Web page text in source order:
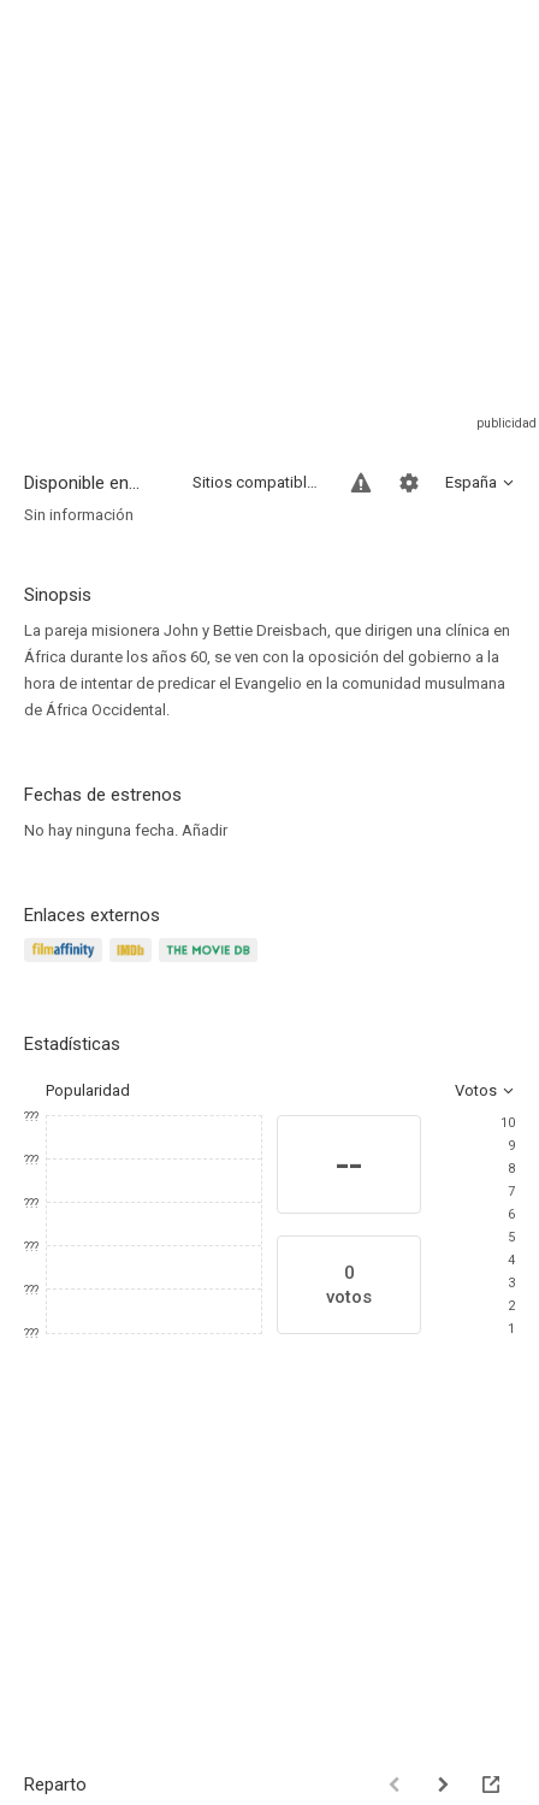
Disponible en... España
Sitios compatibles
Sin información
Sinopsis
La pareja misionera John y Bettie Dreisbach, que dirigen una clínica en
África durante los años 60, se ven con la oposición del gobierno a la
hora de intentar de predicar el Evangelio en la comunidad musulmana
de África Occidental.
Fechas de estrenos
No hay ninguna fecha. Añadir
Enlaces externos
Estadísticas
Popularidad Votos
???
???
???
???
???
???
--
0
votos
10
9
8
7
6
5
4
3
2
1
Reparto